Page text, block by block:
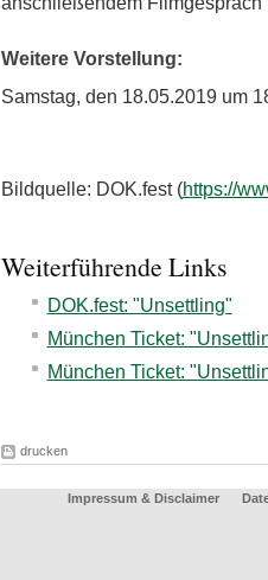
Weitere Vorstellung:
Samstag, den 18.05.2019 um
Bildquelle: DOK.fest (https://
Weiterführende Links
DOK.fest: "Unsettling"
München Ticket:
München Ticket:
drucken
Impressum & Disclaimer